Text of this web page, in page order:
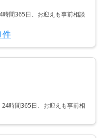
間365日、お迎えも事前相談
件
時間365日、お迎えも事前相